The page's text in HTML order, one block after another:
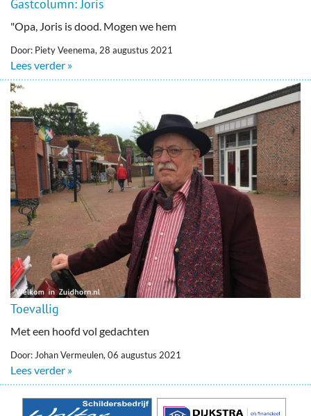
Gastcolumn: Joris
"Opa, Joris is dood. Mogen we hem
Door: Piety Veenema, 28 augustus 2021
Lees verder »
Toevallig
Met een hoofd vol gedachten
Door: Johan Vermeulen, 06 augustus 2021
Lees verder »